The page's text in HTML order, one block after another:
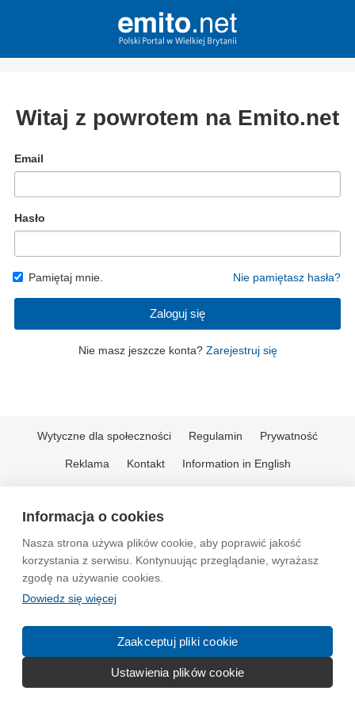
Informacja o cookies
Nasza strona używa plików cookie, aby poprawić jakość
korzystania z serwisu. Kontynuując przeglądanie, wyrażasz
zgodę na używanie cookies.
Dowiedz się więcej
Zaakceptuj pliki cookie
Ustawienia plików cookie
Witaj z powrotem na Emito.net
Email
Hasło
Pamiętaj mnie. Nie pamiętasz hasła?
Zaloguj się
Nie masz jeszcze konta? Zarejestruj się
Wytyczne dla społeczności Regulamin Prywatność
Reklama Kontakt Information in English